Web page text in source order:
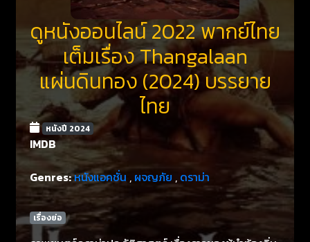
ดูหนังออนไลน์ 2022 พากย์ไทย
เต็มเรื่อง Thangalaan
แผ่นดินทอง (2024) บรรยาย
ไทย
หนังปี 2024
IMDB
Genres:หนังแอคชั่น , ผจญภัย , ดราม่า
เรื่องย่อ